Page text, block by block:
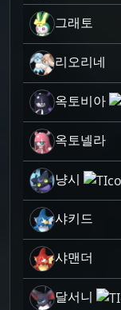
그래토
리오리네
옥토비아
옥토넬라
냥시
샤키드
샤맨더
달서니